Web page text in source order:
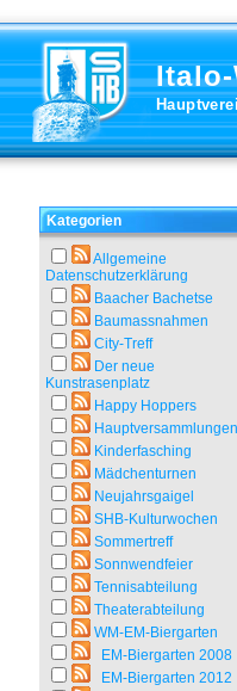
Kategorien
Allgemeine
Datenschutzerklärung
Baacher Bachetse
Baumassnahmen
City-Treff
Der neue
Kunstrasenplatz
Happy Hoppers
Hauptversammlungen
Kinderfasching
Mädchenturnen
Neujahrsgaigel
SHB-Kulturwochen
Sommertreff
Sonnwendfeier
Tennisabteilung
Theaterabteilung
WM-EM-Biergarten
EM-Biergarten 2008
EM-Biergarten 2012